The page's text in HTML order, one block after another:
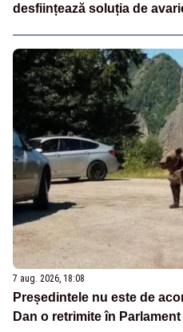
desființează soluția de
7 aug. 2026, 18:08
Președintele nu este de
Dan o retrimite în